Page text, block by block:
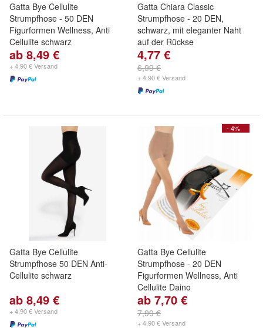
Gatta Bye Cellulite
Strumpfhose - 50 DEN
Figurformen Wellness, Anti
Cellulite schwarz
ab 8,49 €
+ 4,90 € Versand
Gatta Chiara Classic
Strumpfhose - 20 DEN,
schwarz, mit eleganter Naht
auf der Rückse
4,77 €
6,99 €
+ 4,90 € Versand
Gatta Bye Cellulite
Strumpfhose 50 DEN Anti-
Cellulite schwarz
ab 8,49 €
+ 4,90 € Versand
- 4%
Gatta Bye Cellulite
Strumpfhose - 20 DEN
Figurformen Wellness, Anti
Cellulite Daino
ab 7,70 €
7,99 €
+ 4,90 € Versand